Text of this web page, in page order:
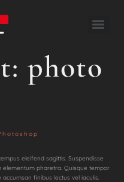
photo
eleifend sagittis. Suspendisse
elementum pharetra. Quisque tempor
finibus lectus vel iaculis.